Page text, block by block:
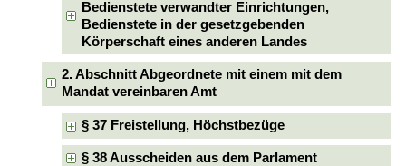
Bedienstete verwandter Einrichtungen,
Bedienstete in der gesetzgebenden
Körperschaft eines anderen Landes
2. Abschnitt Abgeordnete mit einem mit dem
Mandat vereinbaren Amt
§ 37 Freistellung, Höchstbezüge
§ 38 Ausscheiden aus dem Parlament